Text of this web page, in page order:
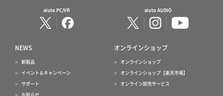
aiuto PC/VR aiuto AUDIO
NEWS
新製品
イベント＆キャンペーン
サポート
お知らせ
オンラインショップ
オンラインショップ
オンラインショップ【楽天市場】
オンライン卸売サービス